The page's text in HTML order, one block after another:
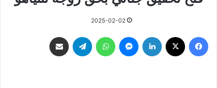
2025-02-02
فيسبوك لينكدإن ماسنجر واتساب تيلقرام